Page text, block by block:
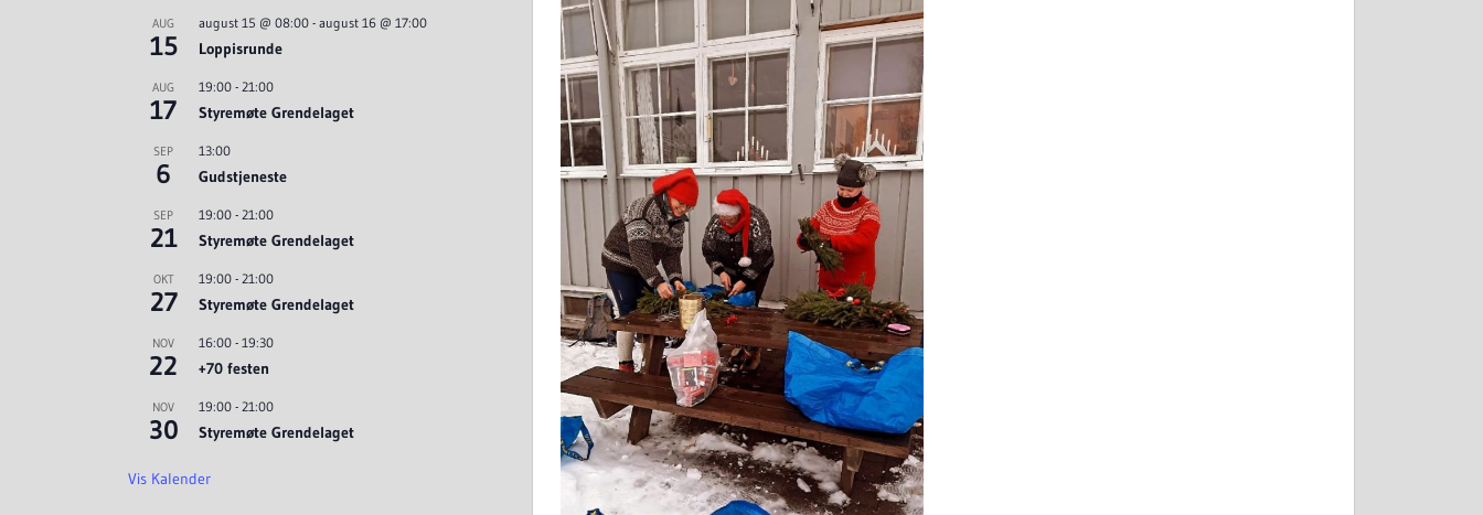
AUG
15
august 15 @ 08:00 - august 16 @ 17:00
Loppisrunde
AUG
17
19:00 - 21:00
Styremøte Grendelaget
SEP
6
13:00
Gudstjeneste
SEP
21
19:00 - 21:00
Styremøte Grendelaget
OKT
27
19:00 - 21:00
Styremøte Grendelaget
NOV
22
16:00 - 19:30
+70 festen
NOV
30
19:00 - 21:00
Styremøte Grendelaget
Vis Kalender